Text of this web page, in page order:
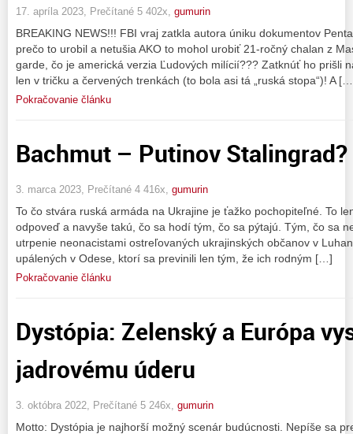
17. apríla 2023, Prečítané 5 402x, gumurin
BREAKING NEWS!!! FBI vraj zatkla autora úniku dokumentov
prečo to urobil a netušia AKO to mohol urobiť 21-ročný chalan z
garde, čo je americká verzia Ľudových milícií??? Zatknúť ho prišli
len v tričku a červených trenkách (to bola asi tá „ruská stopa“)! A
Pokračovanie článku
Bachmut – Putinov Stalingrad?
3. marca 2023, Prečítané 4 416x, gumurin
To čo stvára ruská armáda na Ukrajine je ťažko pochopiteľné. To
odpoveď a navyše takú, čo sa hodí tým, čo sa pýtajú. Tým, čo sa
utrpenie neonacistami ostreľovaných ukrajinských občanov v
upálených v Odese, ktorí sa previnili len tým, že ich rodným […]
Pokračovanie článku
Dystópia: Zelenský a Európa
jadrovému úderu
3. októbra 2022, Prečítané 5 246x, gumurin
Motto: Dystópia je najhorší možný scenár budúcnosti. Nepíše sa